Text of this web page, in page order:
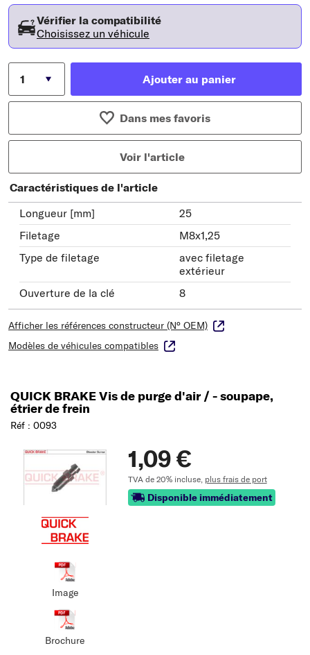
Vérifier la compatibilité
Choisissez un véhicule
Ajouter au panier
Dans mes favoris
Voir l'article
Caractéristiques de l'article
Longueur [mm]
25
Filetage
M8x1,25
Type de filetage
avec filetage
extérieur
Ouverture de la clé
8
Afficher les références constructeur (N° OEM)
Modèles de véhicules compatibles
QUICK BRAKE Vis de purge d'air / - soupape,
étrier de frein
Réf : 0093
Image
Brochure
1,09 €
TVA de 20% incluse, plus frais de port
Disponible immédiatement